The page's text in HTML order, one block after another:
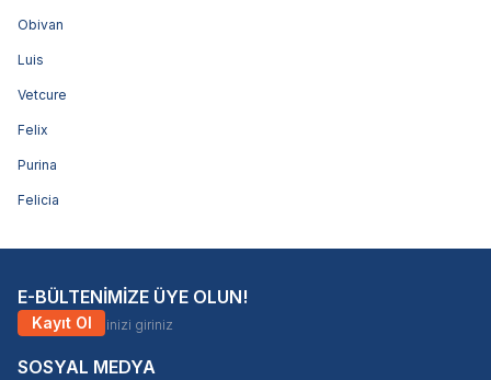
Obivan
Luis
Vetcure
Felix
Purina
Felicia
E-BÜLTENİMİZE ÜYE OLUN!
Kayıt Ol
SOSYAL MEDYA